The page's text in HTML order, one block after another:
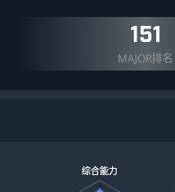
151
MAJOR排名